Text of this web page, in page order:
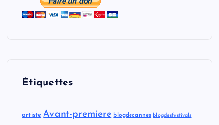
Étiquettes
artiste Avant-premiere blogdecannes blogdesfestivals